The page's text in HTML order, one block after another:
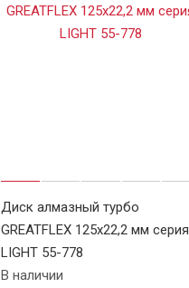
Диск алмазный турбо
GREATFLEX 125х22,2 мм серия
LIGHT 55-778
В наличии